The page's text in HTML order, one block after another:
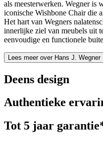
als meesterwerken. Wegner is
iconische Wishbone Chair die
Het hart van Wegners
innerlijke ziel van meubels uit
eenvoudige en functionele
Lees meer over Hans J. Wegner
Deens design
Authentieke
Tot 5 jaar